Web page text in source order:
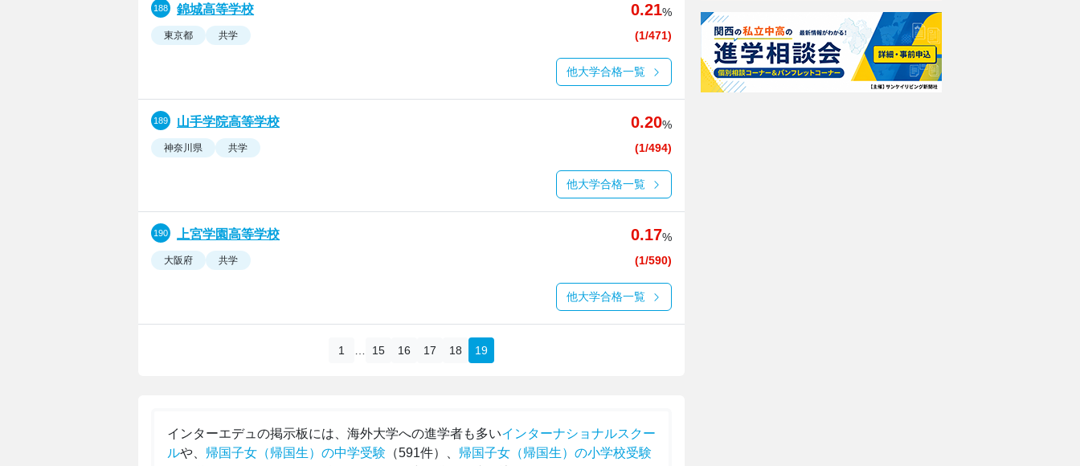
錦城高等学校 0.21%
東京都 共学 (1/471)
他大学合格一覧
山手学院高等学校 0.20%
神奈川県 共学 (1/494)
他大学合格一覧
上宮学園高等学校 0.17%
大阪府 共学 (1/590)
他大学合格一覧
1 15 16 17 18 19
インターエデュの掲示板には、海外大学への進学者も多いインターナショナルスクー
ルや、 帰国子女（帰国生）の中学受験 （591件）、 帰国子女（帰国生）の小学校受験